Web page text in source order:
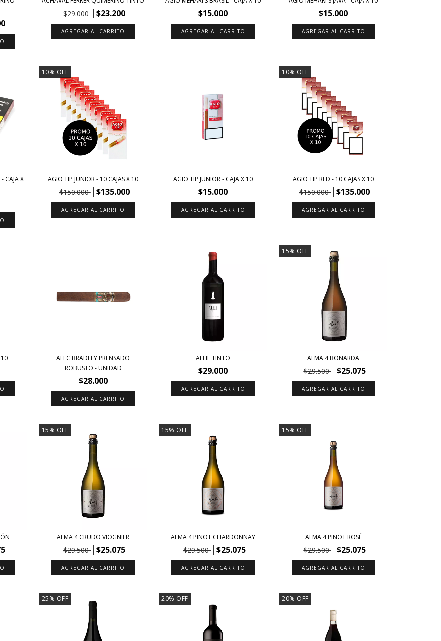
$29.000 $23.200 $15.000 $15.000
CAJA X
10% OFF
AGIO TIP JUNIOR - 10 CAJAS X 10
$150.000 $135.000
AGIO TIP JUNIOR - CAJA X 10
$15.000
10% OFF
AGIO TIP RED - 10 CAJAS X 10
$150.000 $135.000
ALEC BRADLEY PRENSADO
ROBUSTO - UNIDAD
$28.000
ALFIL TINTO
$29.000
15% OFF
ALMA 4 BONARDA
$29.500 $25.075
15% OFF
ALMA 4 CRUDO VIOGNIER
$29.500 $25.075
15% OFF
ALMA 4 PINOT CHARDONNAY
$29.500 $25.075
15% OFF
ALMA 4 PINOT ROSÉ
$29.500 $25.075
25% OFF 20% OFF 20% OFF